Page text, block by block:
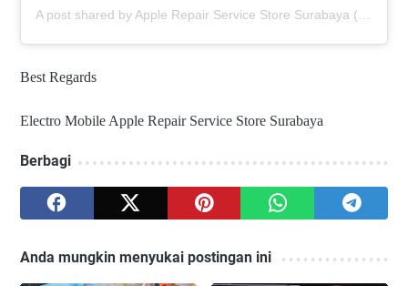
Best Regards
Electro Mobile Apple Repair Service Store Surabaya
Berbagi
Anda mungkin menyukai postingan ini